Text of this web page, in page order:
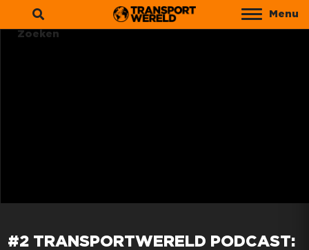
Menu
Zoeken
#2 TRANSPORTWERELD PODCAST: